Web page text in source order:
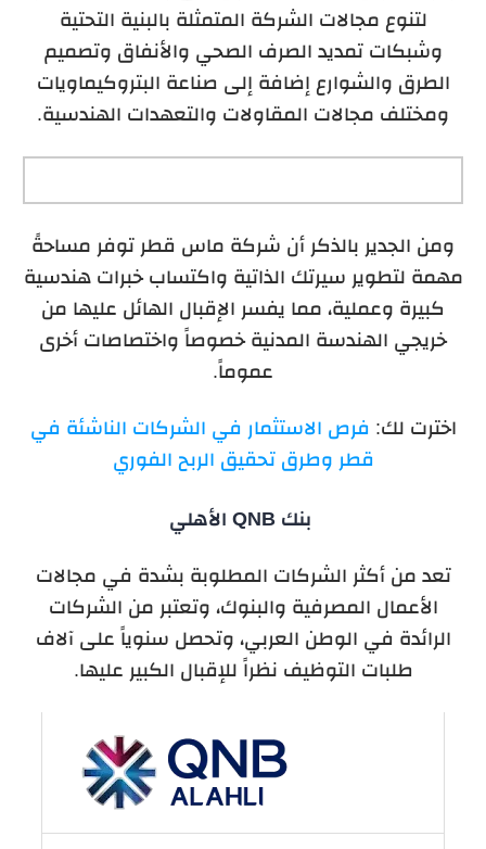
لتنوع مجالات الشركة المتمثلة بالبنية التحتية
وشبكات تمديد الصرف الصحي والأنفاق وتصميم
الطرق والشوارع إضافة إلى صناعة البتروكيماويات
ومختلف مجالات المقاولات والتعهدات الهندسية.
ومن الجدير بالذكر أن شركة ماس قطر توفر مساحةً
مهمة لتطوير سيرتك الذاتية واكتساب خبرات هندسية
كبيرة وعملية، مما يفسر الإقبال الهائل عليها من
خريجي الهندسة المدنية خصوصاً واختصاصات أخرى
عموماً.
اخترت لك: فرص الاستثمار في الشركات الناشئة في
قطر وطرق تحقيق الربح الفوري
بنك QNB الأهلي
تعد من أكثر الشركات المطلوبة بشدة في مجالات
الأعمال المصرفية والبنوك، وتعتبر من الشركات
الرائدة في الوطن العربي، وتحصل سنوياً على آلاف
طلبات التوظيف نظراً للإقبال الكبير عليها.